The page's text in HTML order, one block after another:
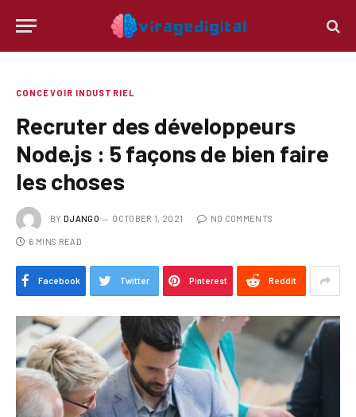
CONCEVOIR INDUSTRIEL
Recruter des développeurs
Node.js : 5 façons de bien faire
les choses
BY DJANGO OCTOBER 1, 2021 NO COMMENTS
6 MINS READ
Facebook Twitter Pinterest Reddit